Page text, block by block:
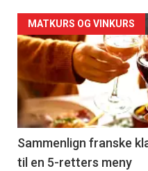
Forsiden
akkurat
nå
-
5
MATKURS OG VINKURS
Sammenlign franske
til en 5-retters meny